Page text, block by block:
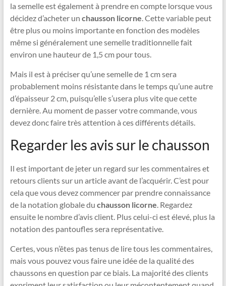
la semelle est également à prendre en compte lorsque vous
décidez d’acheter un chausson licorne. Cette variable peut
être plus ou moins importante en fonction des modèles
même si généralement une semelle traditionnelle fait
environ une hauteur de 1,5 cm pour tous.
Mais il est à préciser qu’une semelle de 1 cm sera
probablement moins résistante dans le temps qu’une autre
d’épaisseur 2 cm, puisqu’elle s’usera plus vite que cette
dernière. Au moment de passer votre commande, vous
devez donc faire très attention à ces différents détails.
Regarder les avis sur le chausson
Il est important de jeter un regard sur les commentaires et
retours clients sur un article avant de l’acquérir. C’est pour
cela que vous devez commencer par prendre connaissance
de la notation globale du chausson licorne. Regardez
ensuite le nombre d’avis client. Plus celui-ci est élevé, plus la
notation des pantoufles sera représentative.
Certes, vous n’êtes pas tenus de lire tous les commentaires,
mais vous pouvez vous faire une idée de la qualité des
chaussons en question par ce biais. La majorité des clients